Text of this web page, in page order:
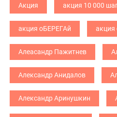
Акция акция 10 000
акция оБЕРЕГАй акция
Алеасандр Пажитнев
Александр Анидалов
Александр Аринушкин